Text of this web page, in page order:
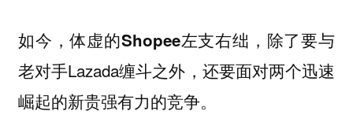
如今，体虚的Shopee左支右绌， 除了要与
老对手Lazada缠斗之外，还要面对两个迅速
崛起的新贵强有力的竞争。